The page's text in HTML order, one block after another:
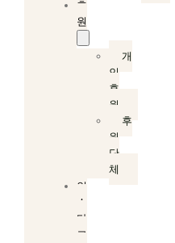
후
원
개
인
후
원
후
원
단
체
인
스
타
그